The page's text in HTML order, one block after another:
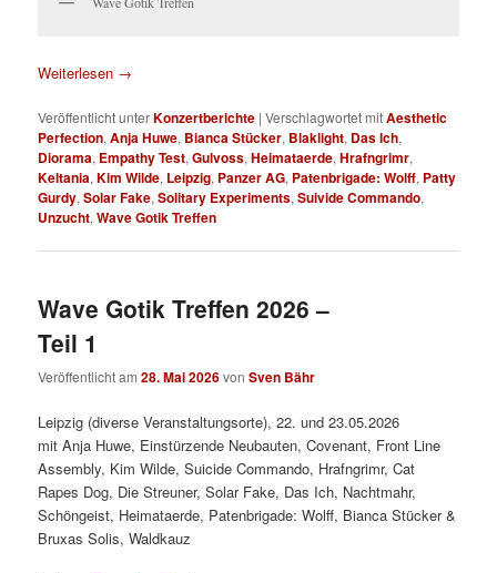
Weiterlesen →
Veröffentlicht unterKonzertberichte |Verschlagwortet mitAesthetic
Perfection,Anja Huwe, Bianca Stücker, Blaklight, Das Ich,
Diorama, Empathy Test,Gulvoss,Heimataerde,Hrafngrimr,
Keltania,Kim Wilde, Leipzig, Panzer AG, Patenbrigade: Wolff, Patty
Gurdy,Solar Fake,Solitary Experiments,Suivide Commando,
Unzucht,Wave Gotik Treffen
Wave Gotik Treffen 2026 –
Teil 1
Veröffentlicht am28. Mai 2026vonSven Bähr
Leipzig (diverse Veranstaltungsorte), 22. und 23.05.2026
mit Anja Huwe, Einstürzende Neubauten, Covenant, Front Line
Assembly, Kim Wilde, Suicide Commando, Hrafngrimr, Cat
Rapes Dog, Die Streuner, Solar Fake, Das Ich, Nachtmahr,
Schöngeist, Heimataerde, Patenbrigade: Wolff, Bianca Stücker &
Bruxas Solis, Waldkauz